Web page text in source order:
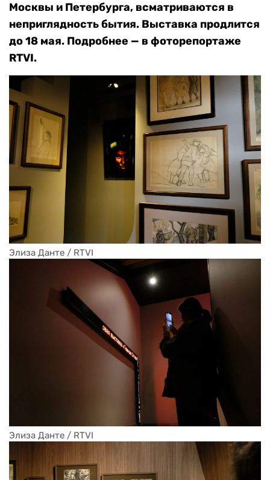
Москвы и Петербурга, всматриваются в
неприглядность бытия. Выставка продлится
до 18 мая. Подробнее — в фоторепортаже
RTVI.
Элиза Данте / RTVI
Элиза Данте / RTVI